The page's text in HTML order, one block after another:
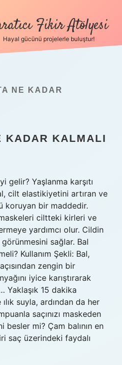
Fikir Atölyesi
Hayal gücünü projelerle buluştur!
NE KADAR
KADAR KALMALI
gelir? Yaşlanma karşıtı
cilt elastikiyetini artıran ve
koruyan bir maddedir.
ciltteki kirleri ve
yardımcı olur. Cildin
sağlar. Bal
Kullanım Şekli: Bal,
zengin bir
iyice karıştırarak
Yaklaşık 15 dakika
suyla, ardından da her
saçınızı maskeden
besler mi? Çam balının en
saç üzerindeki faydalı